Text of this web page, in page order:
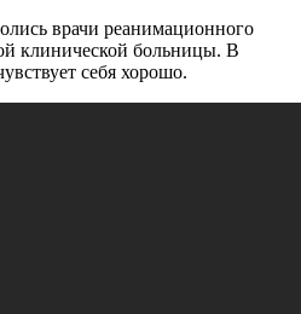
врачи реанимационного
клинической больницы. В
себя хорошо.